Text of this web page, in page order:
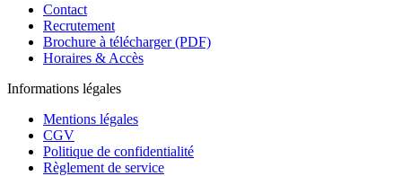
Contact
Recrutement
Brochure à télécharger (PDF)
Horaires & Accès
Informations légales
Mentions légales
CGV
Politique de confidentialité
Règlement de service